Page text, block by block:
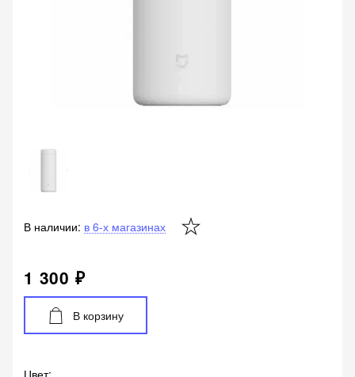
В наличии: в 6-х магазинах
1 300 ₽
В корзину
Цвет: